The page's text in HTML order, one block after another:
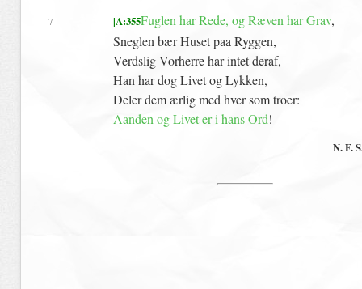
7 |A:355Fuglen har Rede, og Ræven harGrav,
Sneglen bær Huset paa Ryggen,
Verdslig Vorherre har intet deraf,
Han har dog Livet og Lykken,
Deler dem ærlig med hver som troer:
Aanden og Livet er i hans Ord!
N. F.